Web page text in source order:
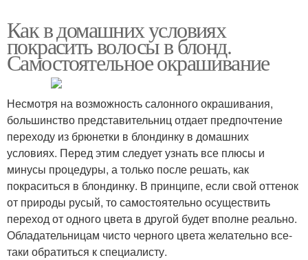
Как в домашних условиях
покрасить волосы в блонд.
Самостоятельное окрашивание
Несмотря на возможность салонного окрашивания,
большинство представительниц отдает предпочтение
переходу из брюнетки в блондинку в домашних
условиях. Перед этим следует узнать все плюсы и
минусы процедуры, а только после решать, как
покраситься в блондинку. В принципе, если свой оттенок
от природы русый, то самостоятельно осуществить
переход от одного цвета в другой будет вполне реально.
Обладательницам чисто черного цвета желательно все-
таки обратиться к специалисту.